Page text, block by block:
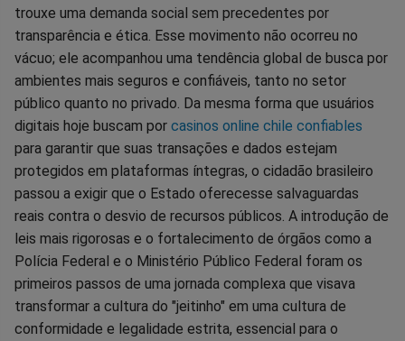
trouxe uma demanda social sem precedentes por
transparência e ética. Esse movimento não ocorreu no
vácuo; ele acompanhou uma tendência global de busca por
ambientes mais seguros e confiáveis, tanto no setor
público quanto no privado. Da mesma forma que usuários
digitais hoje buscam por casinos online chile confiables
para garantir que suas transações e dados estejam
protegidos em plataformas íntegras, o cidadão brasileiro
passou a exigir que o Estado oferecesse salvaguardas
reais contra o desvio de recursos públicos. A introdução de
leis mais rigorosas e o fortalecimento de órgãos como a
Polícia Federal e o Ministério Público Federal foram os
primeiros passos de uma jornada complexa que visava
transformar a cultura do "jeitinho" em uma cultura de
conformidade e legalidade estrita, essencial para o